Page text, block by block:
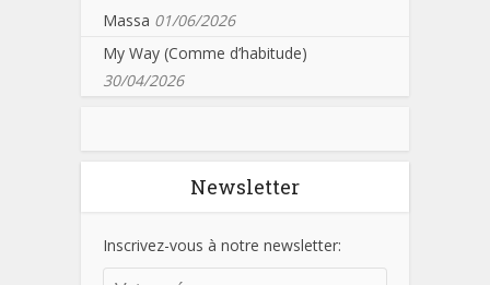
Massa 01/06/2026
My Way (Comme d’habitude)
30/04/2026
Newsletter
Inscrivez-vous à notre newsletter: